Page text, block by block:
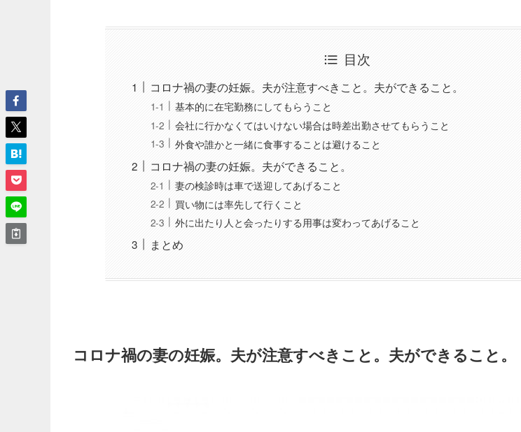
目次
コロナ禍の妻の妊娠。夫が注意すべきこと。夫ができること。
基本的に在宅勤務にしてもらうこと
会社に行かなくてはいけない場合は時差出勤させてもらうこと
外食や誰かと一緒に食事することは避けること
コロナ禍の妻の妊娠。夫ができること。
妻の検診時は車で送迎してあげること
買い物には率先して行くこと
外に出たり人と会ったりする用事は変わってあげること
まとめ
コロナ禍の妻の妊娠。夫が注意すべきこと。夫ができること。